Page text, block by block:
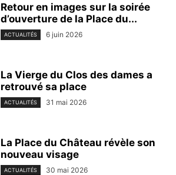
Retour en images sur la soirée
d’ouverture de la Place du...
ACTUALITÉS 6 juin 2026
La Vierge du Clos des dames a
retrouvé sa place
ACTUALITÉS 31 mai 2026
La Place du Château révèle son
nouveau visage
ACTUALITÉS 30 mai 2026